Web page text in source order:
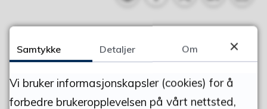
FANT DU DET DU LETTE ETTER?
JA NEI
Samtykke Detaljer Om
Vi bruker informasjonskapsler (cookies) for å
forbedre brukeropplevelsen på vårt nettsted,